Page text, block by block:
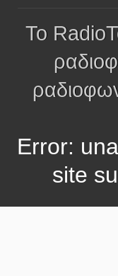
Το
Error:
site